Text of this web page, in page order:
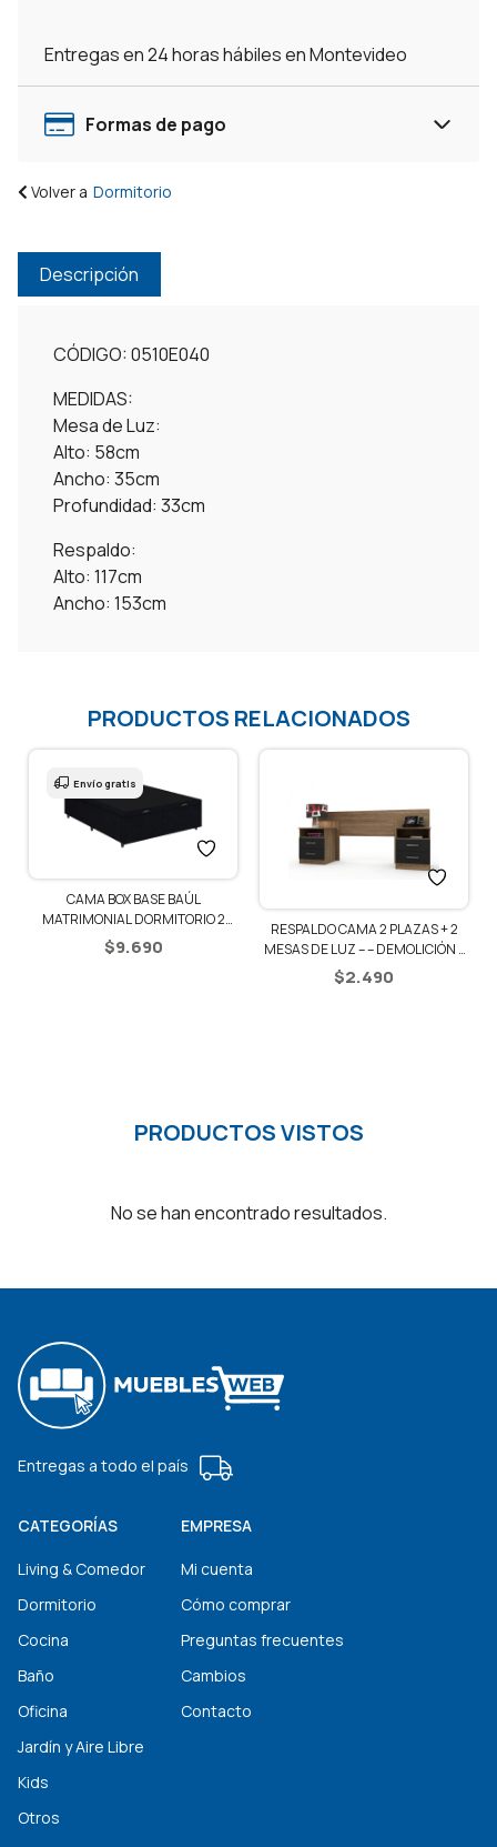
Entregas en 24 horas hábiles en Montevideo
Formas de pago
Volver a Dormitorio
Descripción
CÓDIGO: 0510E040
MEDIDAS:
Mesa de Luz:
Alto: 58cm
Ancho: 35cm
Profundidad: 33cm
Respaldo:
Alto: 117cm
Ancho: 153cm
PRODUCTOS RELACIONADOS
CAMA BOX BASE BAÚL
MATRIMONIAL DORMITORIO 2
PLAZAS
$9.690
Envío gratis
RESPALDO CAMA 2 PLAZAS + 2
MESAS DE LUZ – – DEMOLICIÓN /
NEGRO
$2.490
PRODUCTOS VISTOS
No se han encontrado resultados.
Entregas a todo el país
CATEGORÍAS
Living & Comedor
Dormitorio
Cocina
Baño
Oficina
Jardín y Aire Libre
Kids
Otros
EMPRESA
Mi cuenta
Cómo comprar
Preguntas frecuentes
Cambios
Contacto